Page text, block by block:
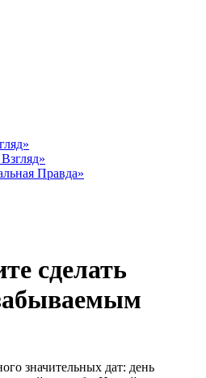
Правда»
сделать
значительных дат: день